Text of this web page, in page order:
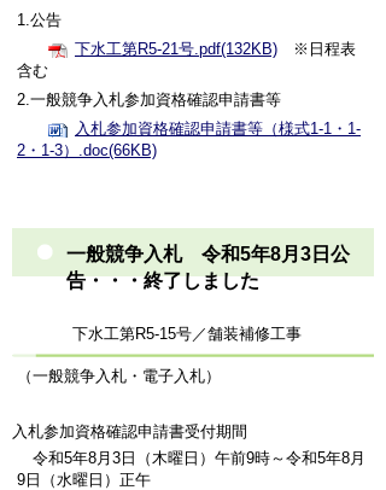
1.公告
下水工第R5-21号.pdf(132KB) ※日程表
含む
2.一般競争入札参加資格確認申請書等
入札参加資格確認申請書等（様式1-1・1-
2・1-3）.doc(66KB)
一般競争入札 令和5年8月3日公
告・・・終了しました
下水工第R5-15号／舗装補修工事
（一般競争入札・電子入札）
入札参加資格確認申請書受付期間
令和5年8月3日（木曜日）午前9時～令和5年8月
9日（水曜日）正午